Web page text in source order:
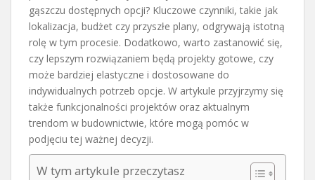
gąszczu dostępnych opcji? Kluczowe czynniki, takie jak
lokalizacja, budżet czy przyszłe plany, odgrywają istotną
rolę w tym procesie. Dodatkowo, warto zastanowić się,
czy lepszym rozwiązaniem będą projekty gotowe, czy
może bardziej elastyczne i dostosowane do
indywidualnych potrzeb opcje. W artykule przyjrzymy się
także funkcjonalności projektów oraz aktualnym
trendom w budownictwie, które mogą pomóc w
podjęciu tej ważnej decyzji.
W tym artykule przeczytasz